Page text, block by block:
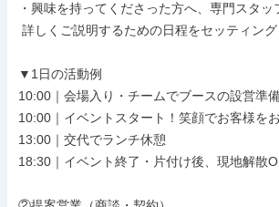
・興味を持ってくださった方へ、専門スタッ
▼1日の活動例
10:00｜会場入り・チームでブースの設営準
10:00｜イベントスタート！笑顔でお客様を
13:00｜交代でランチ休憩
18:30｜イベント終了・片付け後、現地解散